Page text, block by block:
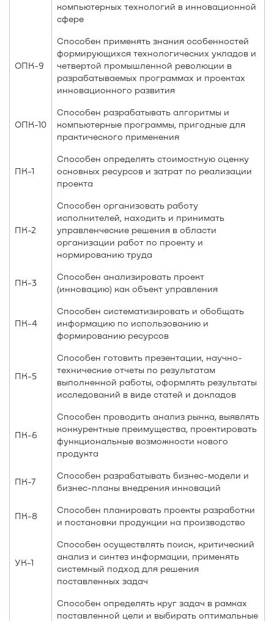
компьютерных технологий в инновационной
сфере
ОПК-9
Способен применять знания особенностей
формирующихся технологических укладов и
четвертой промышленной революции в
разрабатываемых программах и проектах
инновационного развития
ОПК-10
Способен разрабатывать алгоритмы и
компьютерные программы, пригодные для
практического применения
ПК-1
Способен определять стоимостную оценку
основных ресурсов и затрат по реализации
проекта
ПК-2
Способен организовать работу
исполнителей, находить и принимать
управленческие решения в области
организации работ по проекту и
нормированию труда
ПК-3
Способен анализировать проект
(инновацию) как объект управления
ПК-4
Способен систематизировать и обобщать
информацию по использованию и
формированию ресурсов
ПК-5
Способен готовить презентации, научно-
технические отчеты по результатам
выполненной работы, оформлять результаты
исследований в виде статей и докладов
ПК-6
Способен проводить анализ рынка, выявлять
конкурентные преимущества, проектировать
функциональные возможности нового
продукта
ПК-7
Способен разрабатывать бизнес-модели и
бизнес-планы внедрения инноваций
ПК-8
Способен планировать проекты разработки
и постановки продукции на производство
УК-1
Способен осуществлять поиск, критический
анализ и синтез информации, применять
системный подход для решения
поставленных задач
Способен определять круг задач в рамках
поставленной цели и выбирать оптимальные